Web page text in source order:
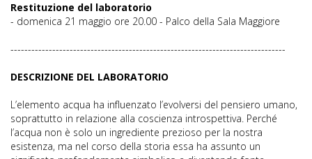
Restituzione del laboratorio
- domenica 21 maggio ore 20.00 - Palco della Sala Maggiore
-------------------------------------------------------------------------------
DESCRIZIONE DEL LABORATORIO
L’elemento acqua ha influenzato l’evolversi del pensiero umano,
soprattutto in relazione alla coscienza introspettiva. Perché
l’acqua non è solo un ingrediente prezioso per la nostra
esistenza, ma nel corso della storia essa ha assunto un